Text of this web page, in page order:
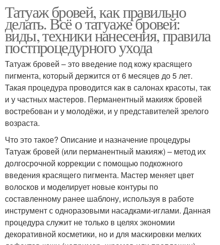
Татуаж бровей, как правильно
делать. Всё о татуаже бровей:
виды, техники нанесения, правила
постпроцедурного ухода
Татуаж бровей – это введение под кожу красящего
пигмента, который держится от 6 месяцев до 5 лет.
Такая процедура проводится как в салонах красоты, так
и у частных мастеров. Перманентный макияж бровей
востребован и у молодёжи, и у представителей зрелого
возраста.
Что это такое? Описание и назначение процедуры
Татуаж бровей (или перманентный макияж) – метод их
долгосрочной коррекции с помощью подкожного
введения красящего пигмента. Мастер меняет цвет
волосков и моделирует новые контуры по
составленному ранее шаблону, используя в работе
инструмент с одноразовыми насадками-иглами. Данная
процедура служит не только в целях экономии
декоративной косметики, но и для маскировки мелких